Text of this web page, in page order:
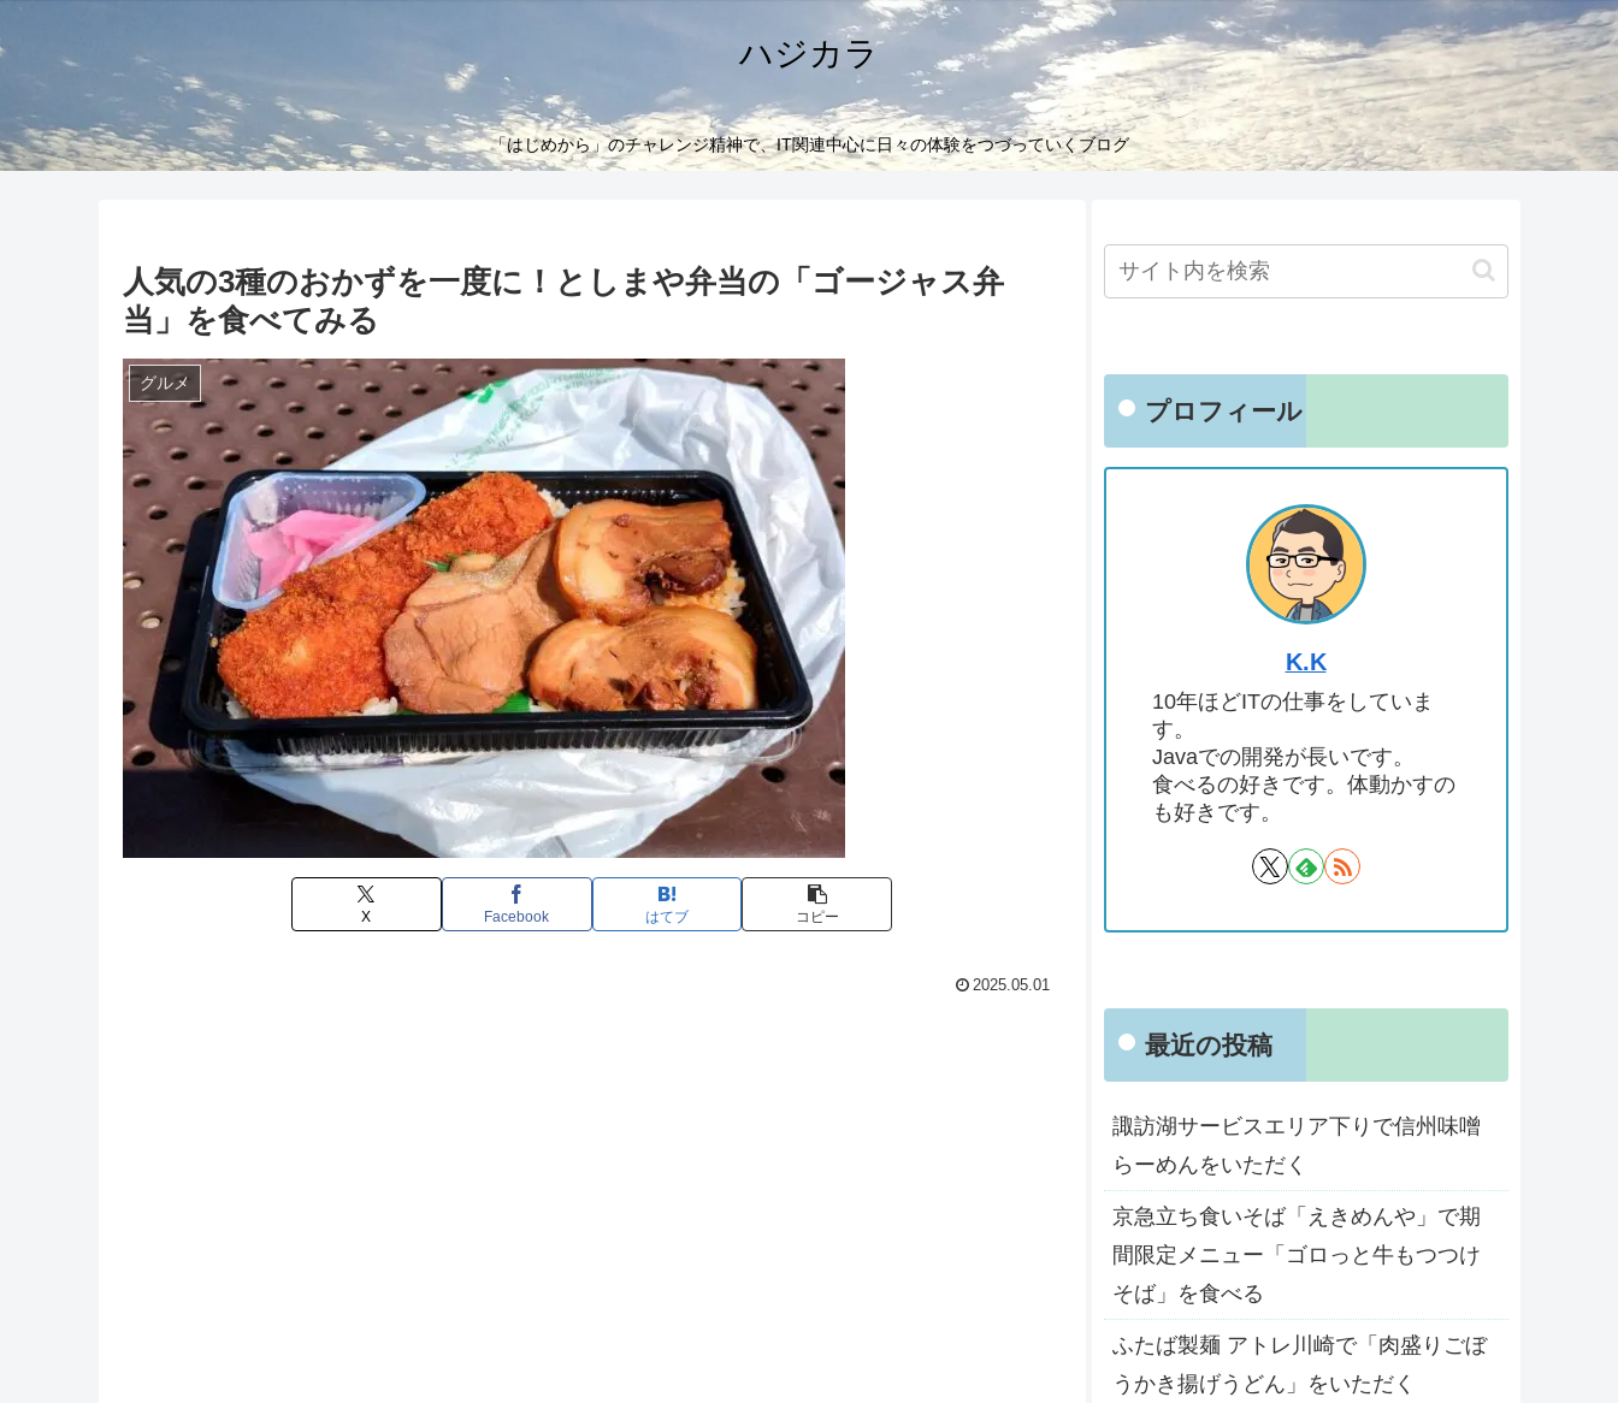
ハジカラ
「はじめから」のチャレンジ精神で、IT関連中心に日々の体験をつづっていくブログ
人気の3種のおかずを一度に！としまや弁当の「ゴージャス弁
当」を食べてみる
グルメ
X Facebook はてブ コピー
2025.05.01
プロフィール
K.K
10年ほどITの仕事をしていま
す。
Javaでの開発が長いです。
食べるの好きです。体動かすの
も好きです。
最近の投稿
諏訪湖サービスエリア下りで信州味噌
らーめんをいただく
京急立ち食いそば「えきめんや」で期
間限定メニュー「ゴロっと牛もつつけ
そば」を食べる
ふたば製麺 アトレ川崎で「肉盛りごぼ
うかき揚げうどん」をいただく